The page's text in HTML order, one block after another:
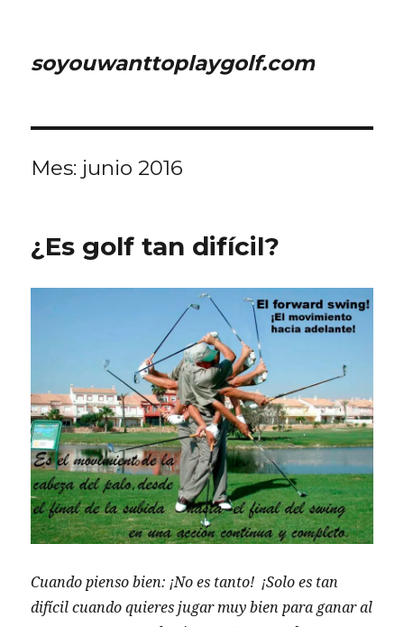
soyouwanttoplaygolf.com
Mes: junio 2016
¿Es golf tan difícil?
Cuando pienso bien: ¡No es tanto! ¡Solo es tan
difícil cuando quieres jugar muy bien para ganar al